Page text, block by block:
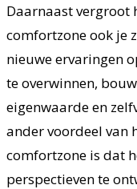
Daarnaast vergroot
comfortzone ook je
nieuwe ervaringen
te overwinnen,
eigenwaarde en
ander voordeel van
comfortzone is dat
perspectieven te